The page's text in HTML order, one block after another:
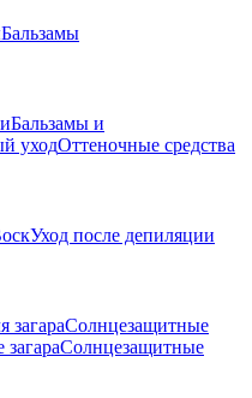
Бальзамы
Бальзамы и
уходОттеночные средства
Уход после депиляции
загараСолнцезащитные
загараСолнцезащитные